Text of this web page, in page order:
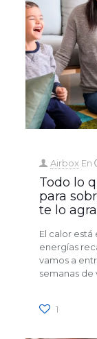
Airbox En
Todo lo
para
te lo
El calor está
energías
vamos a
semanas de
1